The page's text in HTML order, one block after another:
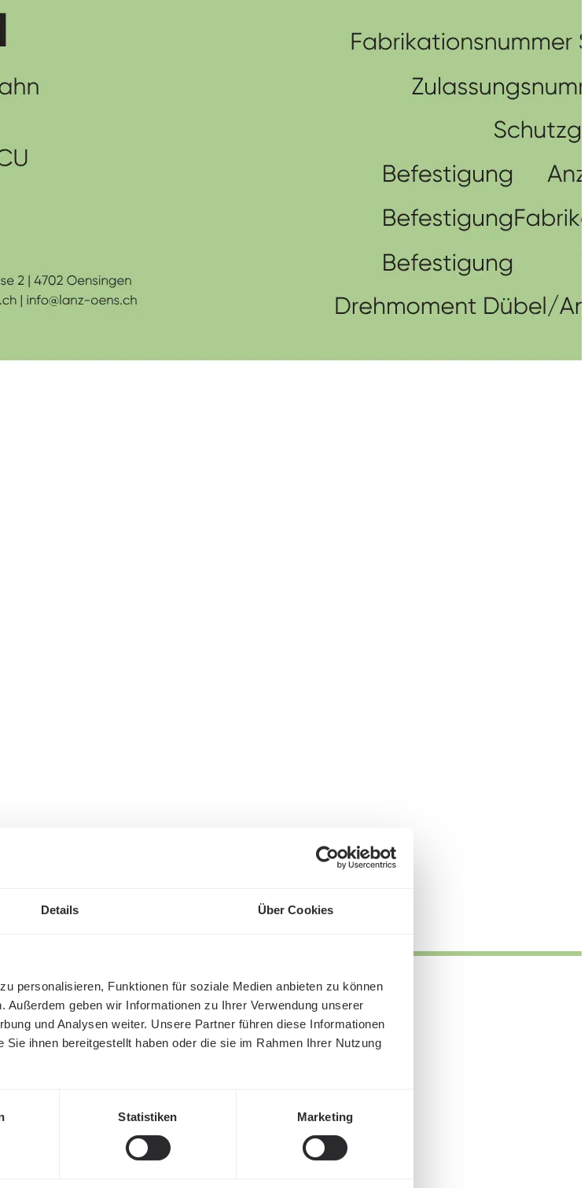
Details Über Cookies
personalisieren, Funktionen für soziale Medien anbieten zu können
geben wir Informationen zu Ihrer Verwendung unserer
und Analysen weiter. Unsere Partner führen diese Informationen
ihnen bereitgestellt haben oder die sie im Rahmen Ihrer Nutzung
Statistiken Marketing